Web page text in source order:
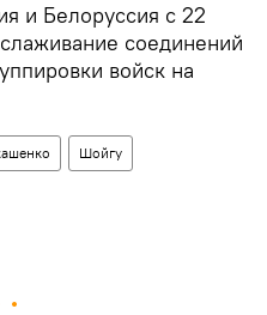
и Белоруссия с 22
соединений
войск на
Шойгу